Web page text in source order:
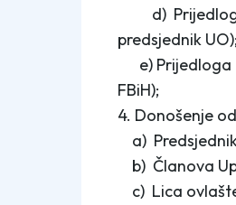
d) Prijedloga
predsjednik UO);
e) Prijedloga
FBiH);
4. Donošenje
a)
b) Članova
c) Lica